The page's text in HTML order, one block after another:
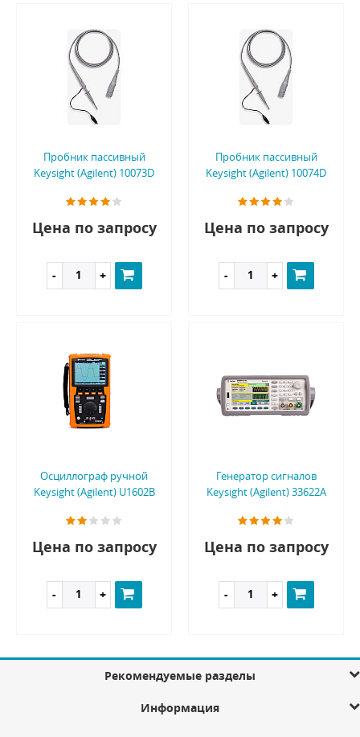
Пробник пассивный
Keysight (Agilent) 10073D
Цена по запросу
Пробник пассивный
Keysight (Agilent) 10074D
Цена по запросу
Осциллограф ручной
Keysight (Agilent) U1602B
Цена по запросу
Генератор сигналов
Keysight (Agilent) 33622A
Цена по запросу
Рекомендуемые разделы
Информация